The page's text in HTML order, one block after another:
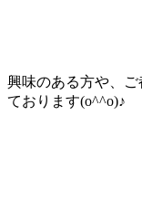
興味のある方や、
ております(o^^o)♪